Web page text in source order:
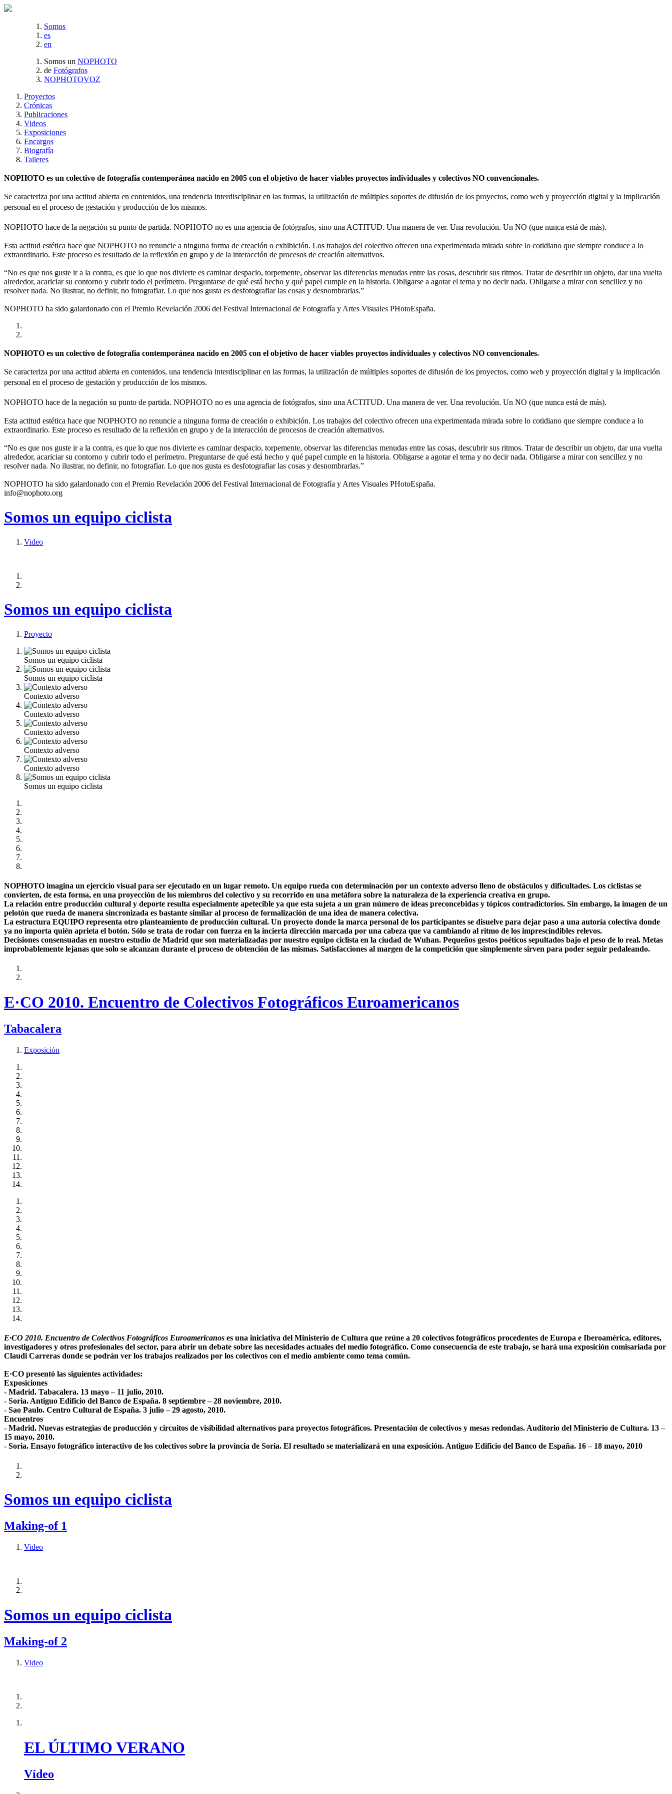
Somos
es
en
Somos un NOPHOTO
de Fotógrafos
NOPHOTOVOZ
Proyectos
Crónicas
Publicaciones
Videos
Exposiciones
Encargos
Biografía
Talleres
NOPHOTO es un colectivo de fotografía contemporánea nacido en 2005 con el objetivo de hacer viables proyectos individuales y colectivos NO convencionales.
Se caracteriza por una actitud abierta en contenidos, una tendencia interdisciplinar en las formas, la utilización de múltiples soportes de difusión de los proyectos, como web y proyección digital y la implicación
personal en el proceso de gestación y producción de los mismos.
NOPHOTO hace de la negación su punto de partida. NOPHOTO no es una agencia de fotógrafos, sino una ACTITUD. Una manera de ver. Una revolución. Un NO (que nunca está de más).
Esta actitud estética hace que NOPHOTO no renuncie a ninguna forma de creación o exhibición. Los trabajos del colectivo ofrecen una experimentada mirada sobre lo cotidiano que siempre conduce a lo
extraordinario. Este proceso es resultado de la reflexión en grupo y de la interacción de procesos de creación alternativos.
“No es que nos guste ir a la contra, es que lo que nos divierte es caminar despacio, torpemente, observar las diferencias menudas entre las cosas, descubrir sus ritmos. Tratar de describir un objeto, dar una vuelta
alrededor, acariciar su contorno y cubrir todo el perímetro. Preguntarse de qué está hecho y qué papel cumple en la historia. Obligarse a agotar el tema y no decir nada. Obligarse a mirar con sencillez y no
resolver nada. No ilustrar, no definir, no fotografiar. Lo que nos gusta es desfotografiar las cosas y desnombrarlas.”
NOPHOTO ha sido galardonado con el Premio Revelación 2006 del Festival Internacional de Fotografía y Artes Visuales PHotoEspaña.
NOPHOTO es un colectivo de fotografía contemporánea nacido en 2005 con el objetivo de hacer viables proyectos individuales y colectivos NO convencionales.
Se caracteriza por una actitud abierta en contenidos, una tendencia interdisciplinar en las formas, la utilización de múltiples soportes de difusión de los proyectos, como web y proyección digital y la implicación
personal en el proceso de gestación y producción de los mismos.
NOPHOTO hace de la negación su punto de partida. NOPHOTO no es una agencia de fotógrafos, sino una ACTITUD. Una manera de ver. Una revolución. Un NO (que nunca está de más).
Esta actitud estética hace que NOPHOTO no renuncie a ninguna forma de creación o exhibición. Los trabajos del colectivo ofrecen una experimentada mirada sobre lo cotidiano que siempre conduce a lo
extraordinario. Este proceso es resultado de la reflexión en grupo y de la interacción de procesos de creación alternativos.
“No es que nos guste ir a la contra, es que lo que nos divierte es caminar despacio, torpemente, observar las diferencias menudas entre las cosas, descubrir sus ritmos. Tratar de describir un objeto, dar una vuelta
alrededor, acariciar su contorno y cubrir todo el perímetro. Preguntarse de qué está hecho y qué papel cumple en la historia. Obligarse a agotar el tema y no decir nada. Obligarse a mirar con sencillez y no
resolver nada. No ilustrar, no definir, no fotografiar. Lo que nos gusta es desfotografiar las cosas y desnombrarlas.”
NOPHOTO ha sido galardonado con el Premio Revelación 2006 del Festival Internacional de Fotografía y Artes Visuales PHotoEspaña.
info@nophoto.org
Somos un equipo ciclista
Video
Somos un equipo ciclista
Proyecto
Somos un equipo ciclista
Somos un equipo ciclista
Contexto adverso
Contexto adverso
Contexto adverso
Contexto adverso
Contexto adverso
Somos un equipo ciclista
NOPHOTO imagina un ejercicio visual para ser ejecutado en un lugar remoto. Un equipo rueda con determinación por un contexto adverso lleno de obstáculos y dificultades. Los ciclistas se
convierten, de esta forma, en una proyección de los miembros del colectivo y su recorrido en una metáfora sobre la naturaleza de la experiencia creativa en grupo.
La relación entre producción cultural y deporte resulta especialmente apetecible ya que esta sujeta a un gran número de ideas preconcebidas y tópicos contradictorios. Sin embargo, la imagen de un
pelotón que rueda de manera sincronizada es bastante similar al proceso de formalización de una idea de manera colectiva.
La estructura EQUIPO representa otro planteamiento de producción cultural. Un proyecto donde la marca personal de los participantes se disuelve para dejar paso a una autoría colectiva donde
ya no importa quién aprieta el botón. Sólo se trata de rodar con fuerza en la incierta dirección marcada por una cabeza que va cambiando al ritmo de los imprescindibles relevos.
Decisiones consensuadas en nuestro estudio de Madrid que son materializadas por nuestro equipo ciclista en la ciudad de Wuhan. Pequeños gestos poéticos sepultados bajo el peso de lo real. Metas
improbablemente lejanas que solo se alcanzan durante el proceso de obtención de las mismas. Satisfacciones al margen de la competición que simplemente sirven para poder seguir pedaleando.
E·CO 2010. Encuentro de Colectivos Fotográficos Euroamericanos
Tabacalera
Exposición
E·CO 2010. Encuentro de Colectivos Fotográficos Euroamericanos es una iniciativa del Ministerio de Cultura que reúne a 20 colectivos fotográficos procedentes de Europa e Iberoamérica, editores,
investigadores y otros profesionales del sector, para abrir un debate sobre las necesidades actuales del medio fotográfico. Como consecuencia de este trabajo, se hará una exposición comisariada por
Claudi Carreras donde se podrán ver los trabajos realizados por los colectivos con el medio ambiente como tema común.
E·CO presentó las siguientes actividades:
Exposiciones
- Madrid. Tabacalera. 13 mayo – 11 julio, 2010.
- Soria. Antiguo Edificio del Banco de España. 8 septiembre – 28 noviembre, 2010.
- Sao Paulo. Centro Cultural de España. 3 julio – 29 agosto, 2010.
Encuentros
- Madrid. Nuevas estrategias de producción y circuitos de visibilidad alternativos para proyectos fotográficos. Presentación de colectivos y mesas redondas. Auditorio del Ministerio de Cultura. 13 –
15 mayo, 2010.
- Soria. Ensayo fotográfico interactivo de los colectivos sobre la provincia de Soria. El resultado se materializará en una exposición. Antiguo Edificio del Banco de España. 16 – 18 mayo, 2010
Somos un equipo ciclista
Making-of 1
Video
Somos un equipo ciclista
Making-of 2
Video
EL ÚLTIMO VERANO
Vídeo